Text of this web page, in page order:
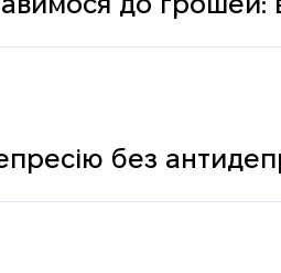
до грошей:
і психічних
без